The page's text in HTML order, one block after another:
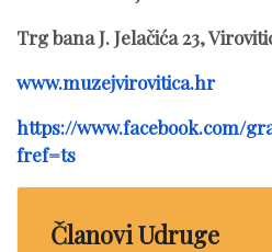
Trg bana J. Jelačića 23,
www.muzejvirovitica.hr
https://www.facebook.com/
fref=ts
Članovi Udruge